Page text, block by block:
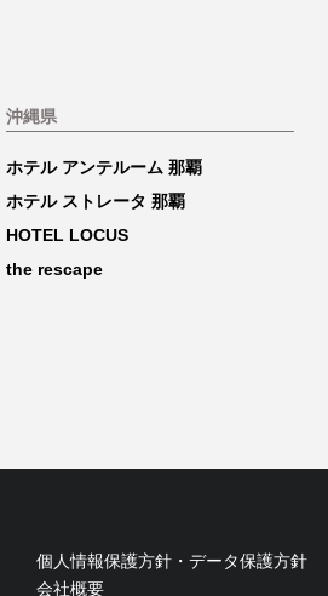
沖縄県
ホテル アンテルーム 那覇
ホテル ストレータ 那覇
HOTEL LOCUS
the rescape
個人情報保護方針・データ保護方針
会社概要